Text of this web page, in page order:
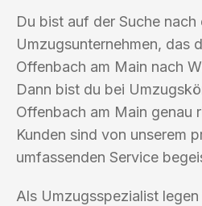
Du bist auf der Suche nach
Umzugsunternehmen, das
Offenbach am Main nach
Dann bist du bei
Offenbach am Main genau
Kunden sind von unserem
umfassenden Service
Als Umzugsspezialist